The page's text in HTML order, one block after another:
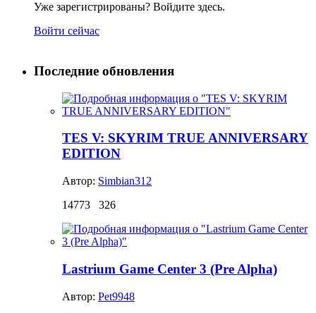
Уже зарегистрированы? Войдите здесь.
Войти сейчас
Последние обновления
TES V: SKYRIM TRUE ANNIVERSARY
EDITION
Автор: Simbian312
14773
326
Lastrium Game Center 3 (Pre Alpha)
Автор: Pet9948